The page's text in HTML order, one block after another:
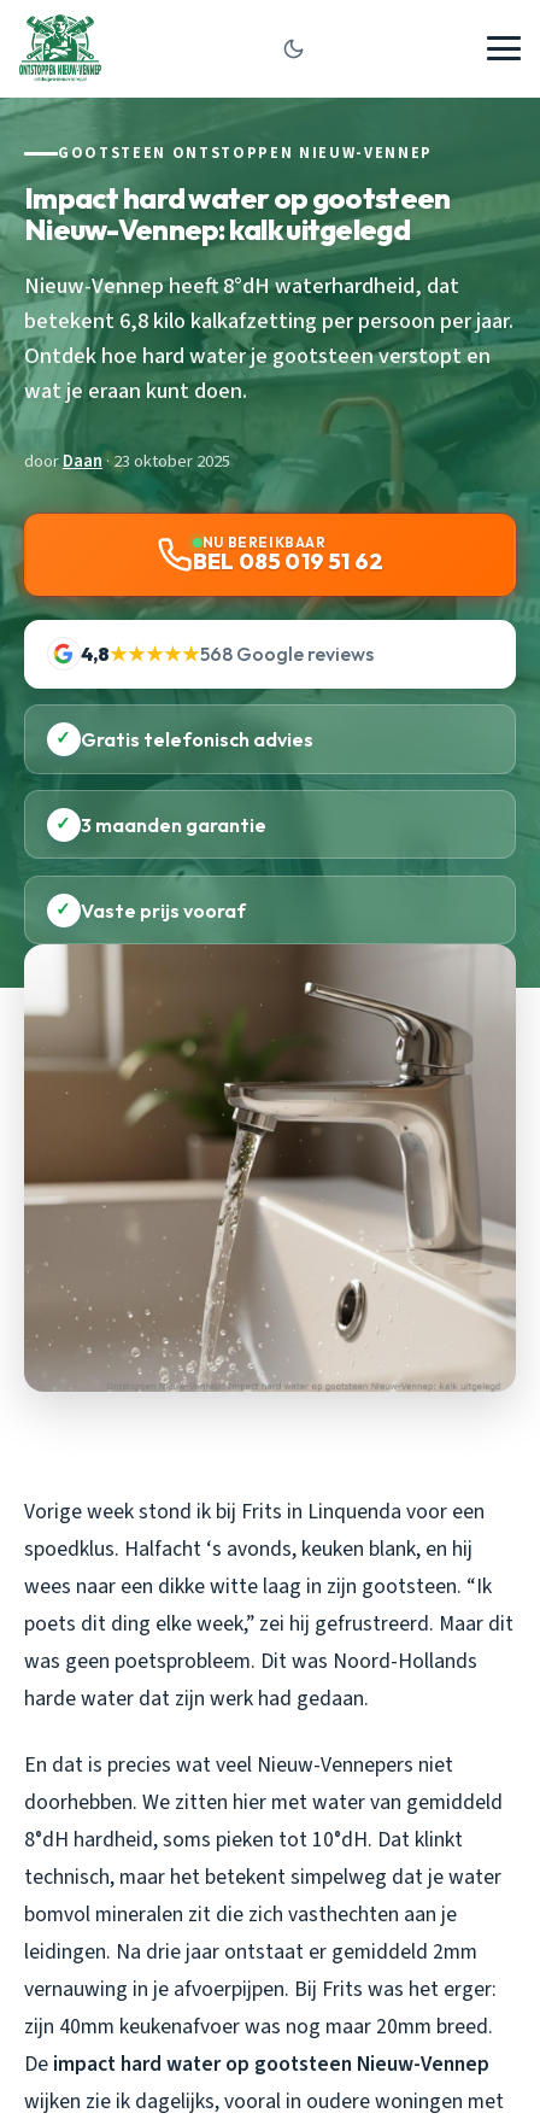
GOOTSTEEN ONTSTOPPEN NIEUW-VENNEP
Impact hard water op gootsteen
Nieuw-Vennep: kalk uitgelegd
Nieuw-Vennep heeft 8°dH waterhardheid, dat
betekent 6,8 kilo kalkafzetting per persoon per jaar.
Ontdek hoe hard water je gootsteen verstopt en
wat je eraan kunt doen.
doorDaan· 23 oktober 2025
NU BEREIKBAAR
BEL 085 019 51 62
4,8★★★★★568 Google reviews
✓ Gratis telefonisch advies
✓ 3 maanden garantie
✓ Vaste prijs vooraf
Vorige week stond ik bij Frits in Linquenda voor een
spoedklus. Halfacht ‘s avonds, keuken blank, en hij
wees naar een dikke witte laag in zijn gootsteen. “Ik
poets dit ding elke week,” zei hij gefrustreerd. Maar dit
was geen poetsprobleem. Dit was Noord-Hollands
harde water dat zijn werk had gedaan.
En dat is precies wat veel Nieuw-Vennepers niet
doorhebben. We zitten hier met water van gemiddeld
8°dH hardheid, soms pieken tot 10°dH. Dat klinkt
technisch, maar het betekent simpelweg dat je water
bomvol mineralen zit die zich vasthechten aan je
leidingen. Na drie jaar ontstaat er gemiddeld 2mm
vernauwing in je afvoerpijpen. Bij Frits was het erger:
zijn 40mm keukenafvoer was nog maar 20mm breed.
De impact hard water op gootsteen Nieuw-Vennep
wijken zie ik dagelijks, vooral in oudere woningen met